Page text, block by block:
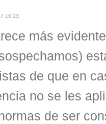
16:23
más
de que en
no se les
de ser